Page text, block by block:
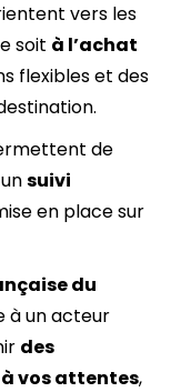
vers les
soit à l’achat
flexibles et des
de
suivi
en place sur
du
à un acteur
des
vos attentes,